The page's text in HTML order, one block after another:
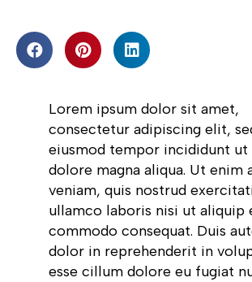
Lorem ipsum dolor sit amet,
consectetur adipiscing elit,
eiusmod tempor incididunt ut
dolore magna aliqua. Ut enim
veniam, quis nostrud
ullamco laboris nisi ut aliquip
commodo consequat. Duis
dolor in reprehenderit in
esse cillum dolore eu fugiat